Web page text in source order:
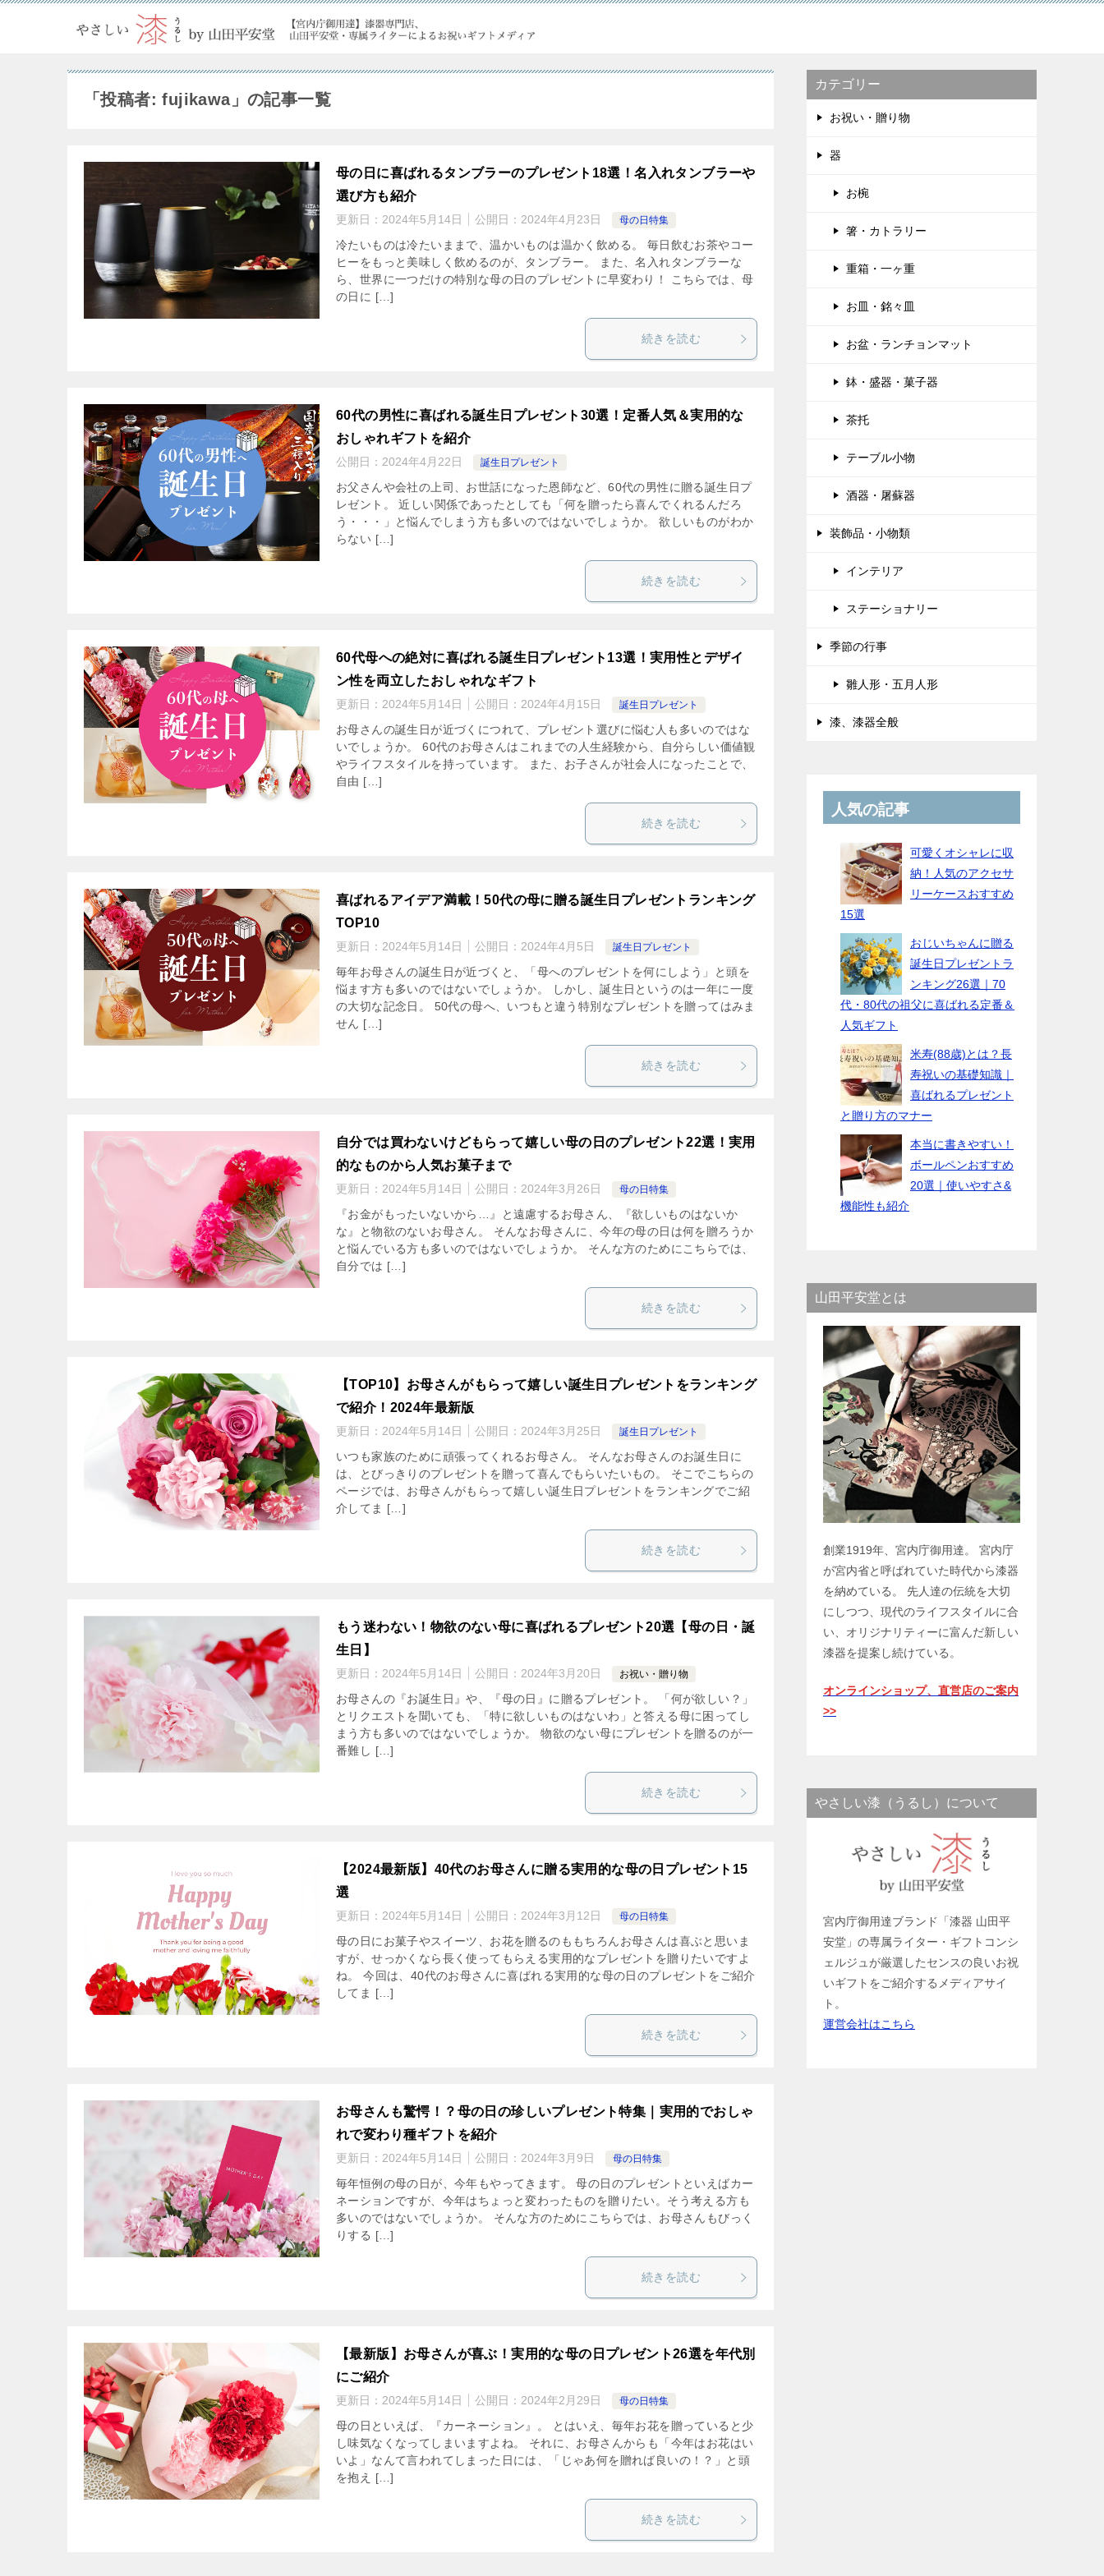
「投稿者:fujikawa」の記事一覧
母の日に喜ばれるタンブラーのプレゼント18選！名入れタンブラーや
選び方も紹介
更新日： 2024年5月14日 公開日： 2024年4月23日 母の日特集
冷たいものは冷たいままで、温かいものは温かく飲める。 毎日飲むお茶やコー
ヒーをもっと美味しく飲めるのが、タンブラー。 また、名入れタンブラーな
ら、世界に一つだけの特別な母の日のプレゼントに早変わり！ こちらでは、母
の日に […]
続きを読む
60代の男性に喜ばれる誕生日プレゼント30選！定番人気＆実用的な
おしゃれギフトを紹介
公開日： 2024年4月22日 誕生日プレゼント
お父さんや会社の上司、お世話になった恩師など、60代の男性に贈る誕生日プ
レゼント。 近しい関係であったとしても「何を贈ったら喜んでくれるんだろ
う・・・」と悩んでしまう方も多いのではないでしょうか。 欲しいものがわか
らない […]
続きを読む
60代母への絶対に喜ばれる誕生日プレゼント13選！実用性とデザイ
ン性を両立したおしゃれなギフト
更新日： 2024年5月14日 公開日： 2024年4月15日 誕生日プレゼント
お母さんの誕生日が近づくにつれて、プレゼント選びに悩む人も多いのではな
いでしょうか。 60代のお母さんはこれまでの人生経験から、自分らしい価値観
やライフスタイルを持っています。 また、お子さんが社会人になったことで、
自由 […]
続きを読む
喜ばれるアイデア満載！50代の母に贈る誕生日プレゼントランキング
TOP10
更新日： 2024年5月14日 公開日： 2024年4月5日 誕生日プレゼント
毎年お母さんの誕生日が近づくと、「母へのプレゼントを何にしよう」と頭を
悩ます方も多いのではないでしょうか。 しかし、誕生日というのは一年に一度
の大切な記念日。 50代の母へ、いつもと違う特別なプレゼントを贈ってはみま
せん […]
続きを読む
自分では買わないけどもらって嬉しい母の日のプレゼント22選！実用
的なものから人気お菓子まで
更新日： 2024年5月14日 公開日： 2024年3月26日 母の日特集
『お金がもったいないから…』と遠慮するお母さん、『欲しいものはないか
な』と物欲のないお母さん。 そんなお母さんに、今年の母の日は何を贈ろうか
と悩んでいる方も多いのではないでしょうか。 そんな方のためにこちらでは、
自分では […]
続きを読む
【TOP10】お母さんがもらって嬉しい誕生日プレゼントをランキング
で紹介！2024年最新版
更新日： 2024年5月14日 公開日： 2024年3月25日 誕生日プレゼント
いつも家族のために頑張ってくれるお母さん。 そんなお母さんのお誕生日に
は、とびっきりのプレゼントを贈って喜んでもらいたいもの。 そこでこちらの
ページでは、お母さんがもらって嬉しい誕生日プレゼントをランキングでご紹
介してま […]
続きを読む
もう迷わない！物欲のない母に喜ばれるプレゼント20選【母の日・誕
生日】
更新日： 2024年5月14日 公開日： 2024年3月20日 お祝い・贈り物
お母さんの『お誕生日』や、『母の日』に贈るプレゼント。 「何が欲しい？」
とリクエストを聞いても、「特に欲しいものはないわ」と答える母に困ってし
まう方も多いのではないでしょうか。 物欲のない母にプレゼントを贈るのが一
番難し […]
続きを読む
【2024最新版】40代のお母さんに贈る実用的な母の日プレゼント15
選
更新日： 2024年5月14日 公開日： 2024年3月12日 母の日特集
母の日にお菓子やスイーツ、お花を贈るのももちろんお母さんは喜ぶと思いま
すが、せっかくなら長く使ってもらえる実用的なプレゼントを贈りたいですよ
ね。 今回は、40代のお母さんに喜ばれる実用的な母の日のプレゼントをご紹介
してま […]
続きを読む
お母さんも驚愕！？母の日の珍しいプレゼント特集｜実用的でおしゃ
れで変わり種ギフトを紹介
更新日： 2024年5月14日 公開日： 2024年3月9日 母の日特集
毎年恒例の母の日が、今年もやってきます。 母の日のプレゼントといえばカー
ネーションですが、今年はちょっと変わったものを贈りたい。そう考える方も
多いのではないでしょうか。 そんな方のためにこちらでは、お母さんもびっく
りする […]
続きを読む
【最新版】お母さんが喜ぶ！実用的な母の日プレゼント26選を年代別
にご紹介
更新日： 2024年5月14日 公開日： 2024年2月29日 母の日特集
母の日といえば、『カーネーション』。 とはいえ、毎年お花を贈っていると少
し味気なくなってしまいますよね。 それに、お母さんからも「今年はお花はい
いよ」なんて言われてしまった日には、「じゃあ何を贈れば良いの！？」と頭
を抱え […]
続きを読む
カテゴリー
お祝い・贈り物
器
お椀
箸・カトラリー
重箱・一ヶ重
お皿・銘々皿
お盆・ランチョンマット
鉢・盛器・菓子器
茶托
テーブル小物
酒器・屠蘇器
装飾品・小物類
インテリア
ステーショナリー
季節の行事
雛人形・五月人形
漆、漆器全般
人気の記事
可愛くオシャレに収
納！人気のアクセサ
リーケースおすすめ
15選
おじいちゃんに贈る
誕生日プレゼントラ
ンキング26選｜70
代・80代の祖父に喜ばれる定番＆
人気ギフト
米寿(88歳)とは？長
寿祝いの基礎知識｜
喜ばれるプレゼント
と贈り方のマナー
本当に書きやすい！
ボールペンおすすめ
20選｜使いやすさ&
機能性も紹介
山田平安堂とは
創業1919年、宮内庁御用達。 宮内庁
が宮内省と呼ばれていた時代から漆器
を納めている。 先人達の伝統を大切
にしつつ、現代のライフスタイルに合
い、オリジナリティーに富んだ新しい
漆器を提案し続けている。
オンラインショップ、直営店のご案内
>>
やさしい漆（うるし）について
宮内庁御用達ブランド「漆器 山田平
安堂」の専属ライター・ギフトコンシ
ェルジュが厳選したセンスの良いお祝
いギフトをご紹介するメディアサイ
ト。
運営会社はこちら